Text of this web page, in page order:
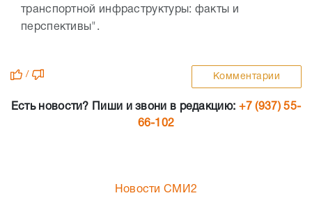
транспортной инфраструктуры: факты и
перспективы".
/ Комментарии
Есть новости? Пиши и звони в редакцию: +7 (937) 55-
66-102
Новости СМИ2